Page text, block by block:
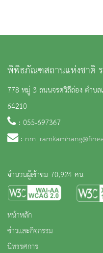
พิพิธภัณฑสถานแห่งชาติ
778 หมู่ 3 ถนนจรดวิถีถ่อง ตำบล
64210
: 055-697367
:
จำนวนผู้เข้าชม 70,924 คน
หน้าหลัก
ข่าวและกิจกรรม
นิทรรศการ